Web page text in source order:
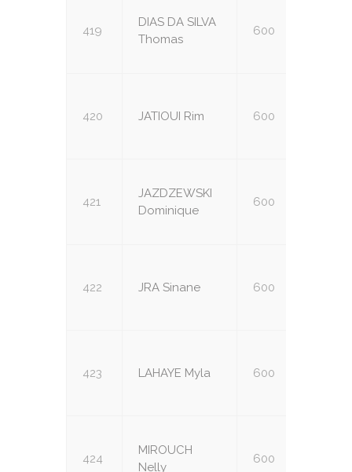
419
DIAS DA SILVA
Thomas
600
420 JATIOUI Rim 600
421
JAZDZEWSKI
Dominique
600
422 JRA Sinane 600
423 LAHAYE Myla 600
424
MIROUCH
Nelly
600